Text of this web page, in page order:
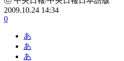
2009.10.24 14:34
0
あ
あ
あ